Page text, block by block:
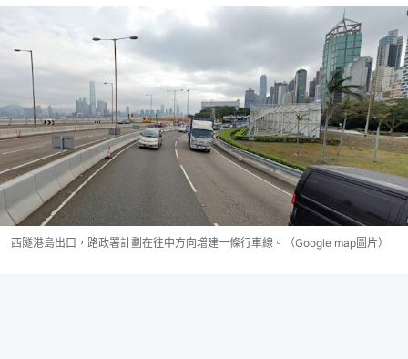
西隧港島出口，路政署計劃在往中方向增建一條行車線。（Google map圖片）